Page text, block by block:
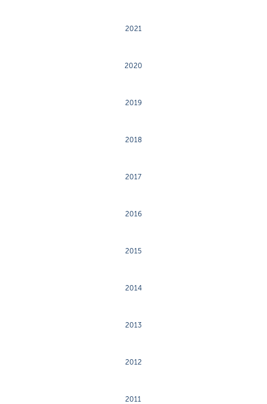
2021
2020
2019
2018
2017
2016
2015
2014
2013
2012
2011